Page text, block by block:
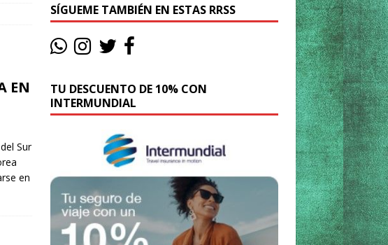
EN
Sur
en
SÍGUEME TAMBIÉN EN ESTAS RRSS
TU DESCUENTO DE 10% CON
INTERMUNDIAL